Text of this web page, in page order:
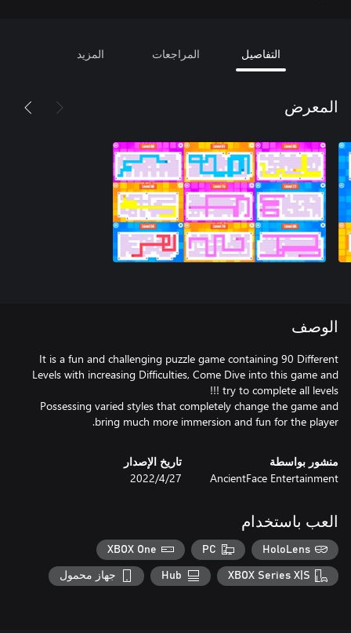
التفاصيل المراجعات المزيد
المعرض
الوصف
It is a fun and challenging puzzle game containing 90 Different
Levels with increasing Difficulties, Come Dive into this game and
Possessing varied styles that completely change the game and
bring much more immersion and fun for the player.
منشور بواسطة
AncientFace Entertainment
تاريخ الإصدار
27‏/4‏/2022
العب باستخدام
HoloLens
PC
XBOX One
XBOX Series X|S
Hub جهاز محمول